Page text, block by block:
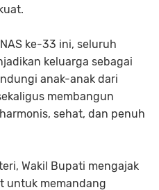
ke-33 ini, seluruh
keluarga sebagai
anak-anak dari
membangun
sehat, dan penuh
Wakil Bupati mengajak
untuk memandang